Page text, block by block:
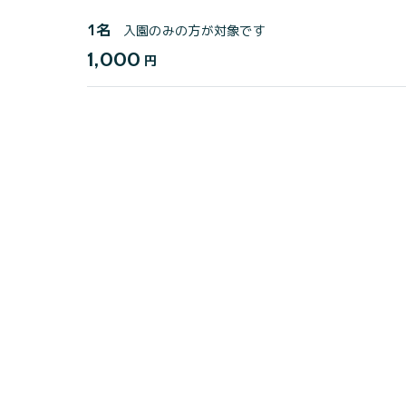
1名 入園のみの方が対象です
1,000 円